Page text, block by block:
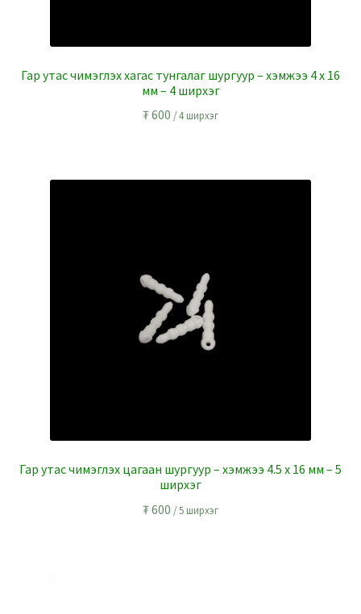
Гар утас чимэглэх хагас тунгалаг шургуур – хэмжээ 4 x 16
мм – 4 ширхэг
₮600 / 4 ширхэг
Гар утас чимэглэх цагаан шургуур – хэмжээ 4.5 x 16 мм – 5
ширхэг
₮600 / 5 ширхэг